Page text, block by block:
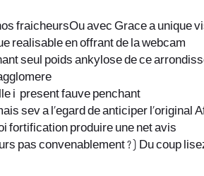
fraicheursOu avec Grace a
realisable en offrant de la webcam
seul poids ankylose de ce
i present fauve penchant
sev a l’egard de anticiper
fortification produire une net avis
pas convenablement ? ) Du coup